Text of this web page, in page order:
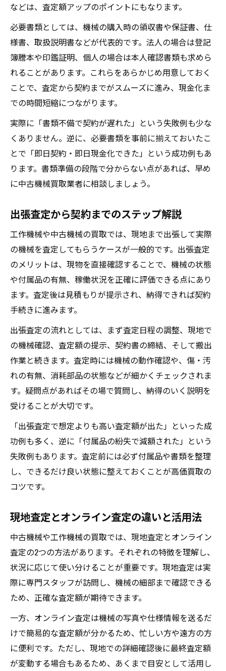
などは、査定額アップのポイントにもなります。
必要書類としては、機械の購入時の領収書や保証書、仕
様書、取扱説明書などが代表的です。法人の場合は登記
簿謄本や印鑑証明、個人の場合は本人確認書類も求めら
れることがあります。これらをあらかじめ用意しておく
ことで、査定から契約までがスムーズに進み、現金化ま
での時間短縮につながります。
実際に「書類不備で契約が遅れた」という失敗例も少な
くありません。逆に、必要書類を事前に揃えておいたこ
とで「即日契約・即日現金化できた」という成功例もあ
ります。書類準備の段階で分からない点があれば、早め
に中古機械買取業者に相談しましょう。
出張査定から契約までのステップ解説
工作機械や中古機械の買取では、現地まで出張して実際
の機械を査定してもらうケースが一般的です。出張査定
のメリットは、現物を直接確認することで、機械の状態
や付属品の有無、稼働状況を正確に評価できる点にあり
ます。査定後は見積もりが提示され、納得できれば契約
手続きに進みます。
出張査定の流れとしては、まず査定日程の調整、現地で
の機械確認、査定額の提示、契約書の締結、そして搬出
作業と続きます。査定時には機械の動作確認や、傷・汚
れの有無、消耗部品の状態などが細かくチェックされま
す。疑問点があればその場で質問し、納得のいく説明を
受けることが大切です。
「出張査定で想定よりも高い査定額が出た」といった成
功例も多く、逆に「付属品の紛失で減額された」という
失敗例もあります。査定前には必ず付属品や書類を整理
し、できるだけ良い状態に整えておくことが高価買取の
コツです。
現地査定とオンライン査定の違いと活用法
中古機械や工作機械の買取では、現地査定とオンライン
査定の2つの方法があります。それぞれの特徴を理解し、
状況に応じて使い分けることが重要です。現地査定は実
際に専門スタッフが訪問し、機械の細部まで確認できる
ため、正確な査定額が期待できます。
一方、オンライン査定は機械の写真や仕様情報を送るだ
けで簡易的な査定額が分かるため、忙しい方や遠方の方
に便利です。ただし、現地での詳細確認後に最終査定額
が変動する場合もあるため、あくまで目安として活用し